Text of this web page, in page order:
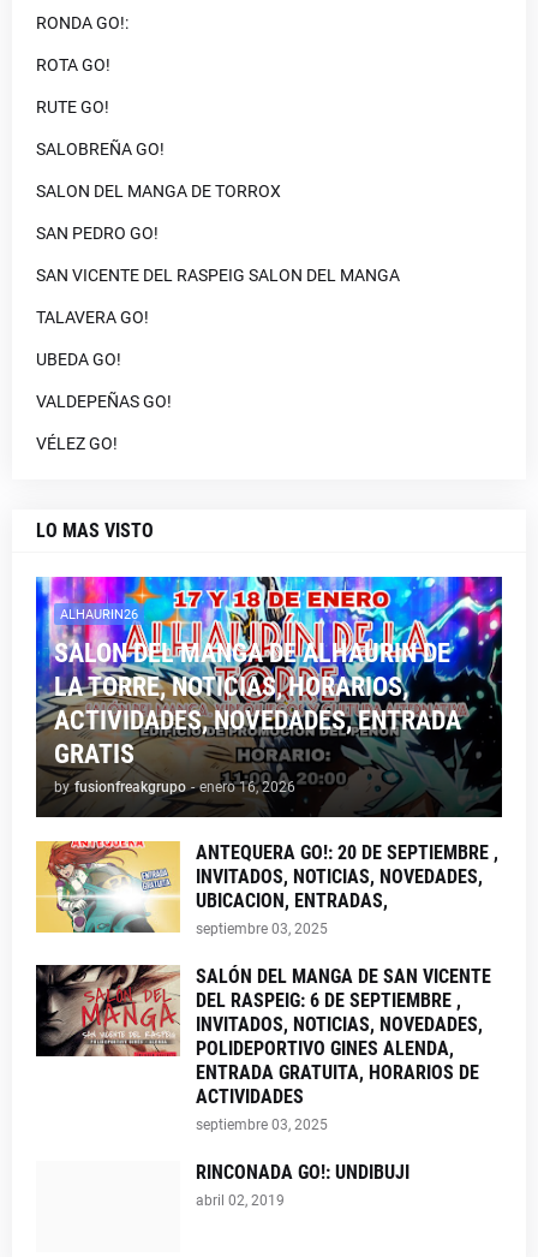
RONDA GO!:
ROTA GO!
RUTE GO!
SALOBREÑA GO!
SALON DEL MANGA DE TORROX
SAN PEDRO GO!
SAN VICENTE DEL RASPEIG SALON DEL MANGA
TALAVERA GO!
UBEDA GO!
VALDEPEÑAS GO!
VÉLEZ GO!
LO MAS VISTO
ALHAURIN26
SALON DEL MANGA DE ALHAURIN DE
LA TORRE, NOTICIAS, HORARIOS,
ACTIVIDADES, NOVEDADES, ENTRADA
GRATIS
by fusionfreakgrupo - enero 16, 2026
ANTEQUERA GO!: 20 DE SEPTIEMBRE ,
INVITADOS, NOTICIAS, NOVEDADES,
UBICACION, ENTRADAS,
septiembre 03, 2025
SALÓN DEL MANGA DE SAN VICENTE
DEL RASPEIG: 6 DE SEPTIEMBRE ,
INVITADOS, NOTICIAS, NOVEDADES,
POLIDEPORTIVO GINES ALENDA,
ENTRADA GRATUITA, HORARIOS DE
ACTIVIDADES
septiembre 03, 2025
RINCONADA GO!: UNDIBUJI
abril 02, 2019